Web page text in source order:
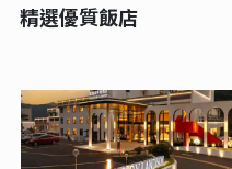
精選優質飯店